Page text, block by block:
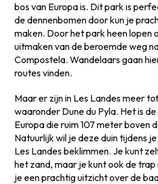
bos van Europa is. Dit park is
de dennenbomen door kun je
maken. Door het park heen lopen
uitmaken van de beroemde weg
Compostela. Wandelaars gaan
routes vinden.
Maar er zijn in Les Landes meer
waaronder Dune du Pyla. Het is
Europa die ruim 107 meter boven
Natuurlijk wil je deze duin tijdens
Les Landes beklimmen. Je kunt
het zand, maar je kunt ook de
je een prachtig uitzicht over de